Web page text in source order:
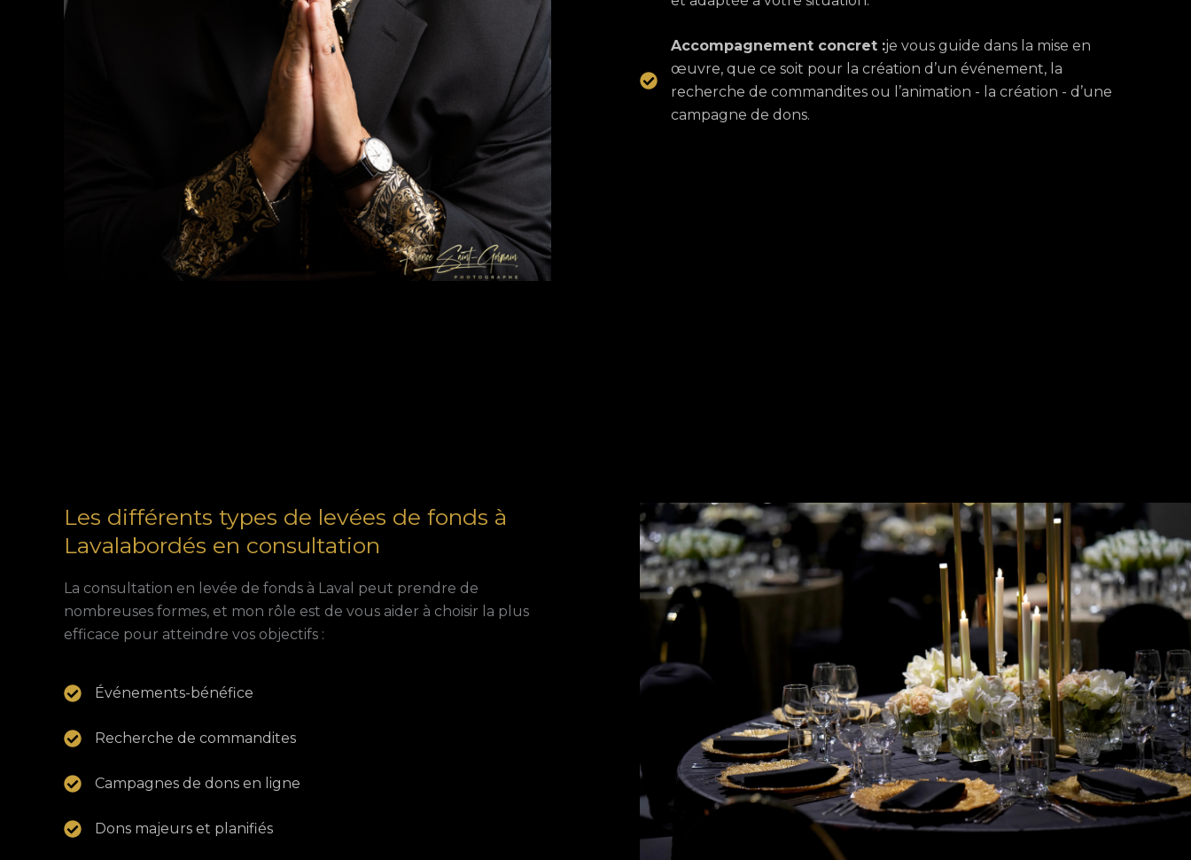
Accompagnement concret :je vous guide dans la mise en
œuvre, que ce soit pour la création d’un événement, la
recherche de commandites ou l’animation - la création - d’une
campagne de dons.
Les différents types de levées de fonds à
Lavalabordés en consultation
La consultation en levée de fonds à Laval peut prendre de
nombreuses formes, et mon rôle est de vous aider à choisir la plus
efficace pour atteindre vos objectifs :
Événements-bénéfice
Recherche de commandites
Campagnes de dons en ligne
Dons majeurs et planifiés